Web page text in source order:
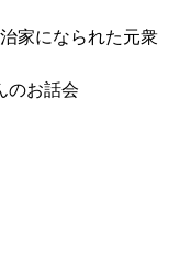
家になられた元衆
のお話会